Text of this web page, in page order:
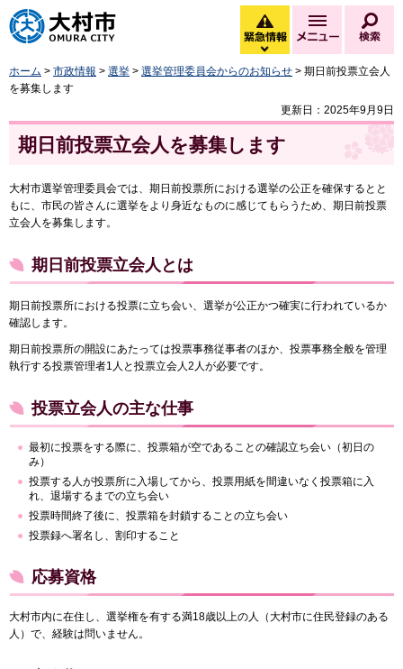
大村市
緊急情報
緊急情報を開く
メニュー
ホーム > 市政情報 > 選挙 > 選挙管理委員会からのお知らせ > 期日前投票立会人
を募集します
更新日：2025年9月9日
期日前投票立会人を募集します
大村市選挙管理委員会では、期日前投票所における選挙の公正を確保するとと
もに、市民の皆さんに選挙をより身近なものに感じてもらうため、期日前投票
立会人を募集します。
期日前投票立会人とは
期日前投票所における投票に立ち会い、選挙が公正かつ確実に行われているか
確認します。
期日前投票所の開設にあたっては投票事務従事者のほか、投票事務全般を管理
執行する投票管理者1人と投票立会人2人が必要です。
投票立会人の主な仕事
最初に投票をする際に、投票箱が空であることの確認立ち会い（初日の
み）
投票する人が投票所に入場してから、投票用紙を間違いなく投票箱に入
れ、退場するまでの立ち会い
投票時間終了後に、投票箱を封鎖することの立ち会い
投票録へ署名し、割印すること
応募資格
大村市内に在住し、選挙権を有する満18歳以上の人（大村市に住民登録のある
人）で、経験は問いません。